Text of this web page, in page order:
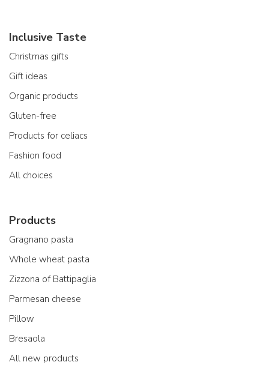
Inclusive Taste
Christmas gifts
Gift ideas
Organic products
Gluten-free
Products for celiacs
Fashion food
All choices
Products
Gragnano pasta
Whole wheat pasta
Zizzona of Battipaglia
Parmesan cheese
Pillow
Bresaola
All new products